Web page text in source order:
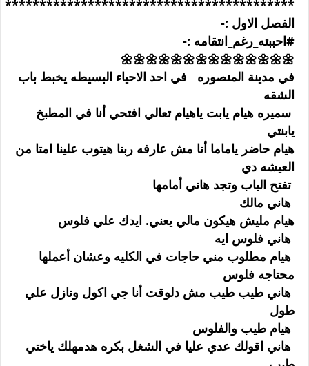
******************************************
الفصل الاول :-
#احببته_رغم_انتقامه :-
🌼🌼🌼🌼🌼🌼🌼🌼🌼🌼🌼🌼🌼🌼
في مدينة المنصوره في احد الاحياء البسيطه يخبط باب
الشقه
سميره هيام يابت ياهيام تعالي افتحي أنا في المطبخ
يابنتي
هيام حاضر ياماما أنا مش عارفه ربنا هيتوب علينا امتا من
العيشه دي
تفتح الباب وتجد هاني أمامها
هاني مالك
هيام مليش هيكون مالي يعني. ايدك علي فلوس
هاني فلوس ايه
هيام مطلوب مني حاجات في الكليه وعشان أعملها
محتاجه فلوس
هاني طيب طيب مش دلوقت أنا جي اكول ونازل علي
طول
هيام طيب والفلوس
هاني اقولك عدي عليا في الشغل بكره هدمهلك ياختي